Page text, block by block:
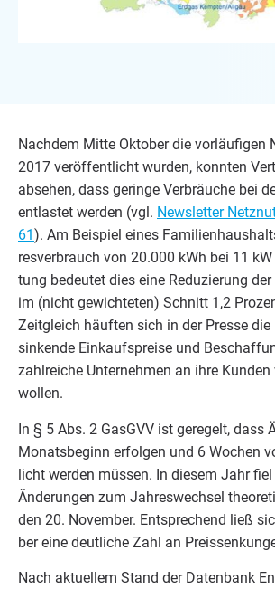
Nach­dem Mit­te Okto­ber die vor­läu­fi­gen
2017 ver­öf­fent­licht wur­den, konn­ten
abse­hen, dass gerin­ge Ver­bräu­che bei
ent­las­tet wer­den (vgl. News­let­ter
61 ). Am Bei­spiel eines
res­ver­brauch von 20.000 kWh bei 11
tung bedeu­tet dies eine Redu­zie­rung
im (nicht gewich­te­ten) Schnitt 1 ,2
Zeit­gleich häuf­ten sich in der Pres­se
sin­ken­de Ein­kaufs­prei­se und
zahl­rei­che Unter­neh­men an ihre Kun­den
wollen.
In § 5 Abs. 2 GasGVV ist gere­gelt, dass
Monats­be­ginn erfol­gen und 6 Wochen
licht wer­den müs­sen. In die­sem Jahr
Ände­run­gen zum Jah­res­wech­sel
den 20. Novem­ber. Ent­spre­chend ließ
ber eine deut­li­che Zahl an
Nach aktu­el­lem Stand der Daten­bank